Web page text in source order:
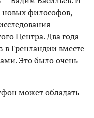
новых философов,
Центра. Два года
в Гренландии вместе
Это было очень
может обладать